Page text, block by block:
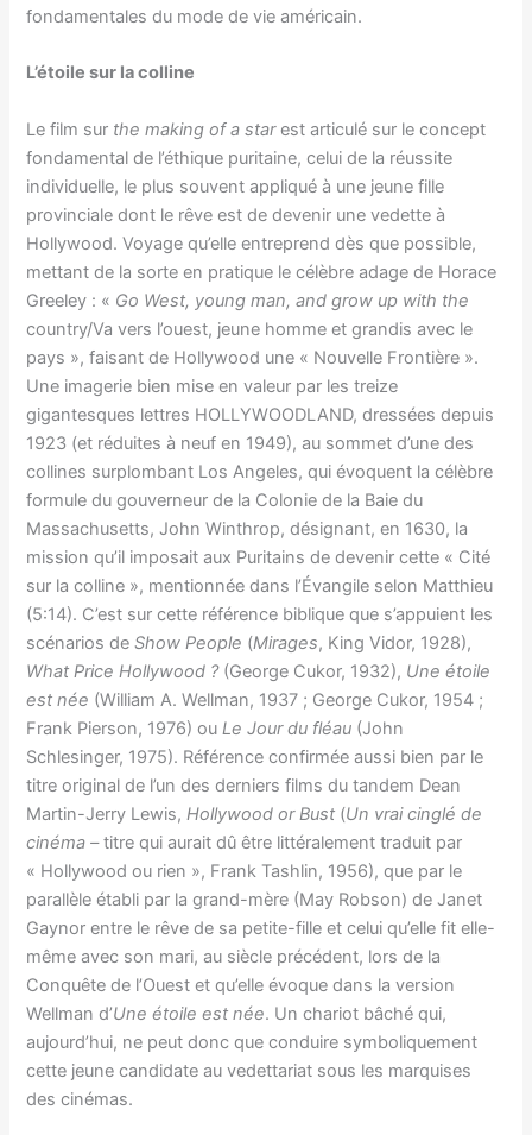
fondamentales du mode de vie américain.
L’étoile sur la colline
Le film sur the making of a starest articulé sur le concept
fondamental de l’éthique puritaine, celui de la réussite
individuelle, le plus souvent appliqué à une jeune fille
provinciale dont le rêve est de devenir une vedette à
Hollywood. Voyage qu’elle entreprend dès que possible,
mettant de la sorte en pratique le célèbre adage de Horace
Greeley : « Go West, young man, and grow up with the
country/Va vers l’ouest, jeune homme et grandis avec le
pays », faisant de Hollywood une « Nouvelle Frontière ».
Une imagerie bien mise en valeur par les treize
gigantesques lettres HOLLYWOODLAND, dressées depuis
1923 (et réduites à neuf en 1949), au sommet d’une des
collines surplombant Los Angeles, qui évoquent la célèbre
formule du gouverneur de la Colonie de la Baie du
Massachusetts, John Winthrop, désignant, en 1630, la
mission qu’il imposait aux Puritains de devenir cette « Cité
sur la colline », mentionnée dans l’Évangile selon Matthieu
(5:14). C’est sur cette référence biblique que s’appuient les
scénarios deShow People (Mirages, King Vidor, 1928),
What Price Hollywood ?(George Cukor, 1932), Une étoile
est née (William A. Wellman, 1937 ; George Cukor, 1954 ;
Frank Pierson, 1976) ou Le Jour du fléau (John
Schlesinger, 1975). Référence confirmée aussi bien par le
titre original de l’un des derniers films du tandem Dean
Martin-Jerry Lewis, Hollywood or Bust (Un vrai cinglé de
cinéma –titre qui aurait dû être littéralement traduit par
« Hollywood ou rien », Frank Tashlin, 1956), que par le
parallèle établi par la grand-mère (May Robson) de Janet
Gaynor entre le rêve de sa petite-fille et celui qu’elle fit elle-
même avec son mari, au siècle précédent, lors de la
Conquête de l’Ouest et qu’elle évoque dans la version
Wellman d’Une étoile est née. Un chariot bâché qui,
aujourd’hui, ne peut donc que conduire symboliquement
cette jeune candidate au vedettariat sous les marquises
des cinémas.